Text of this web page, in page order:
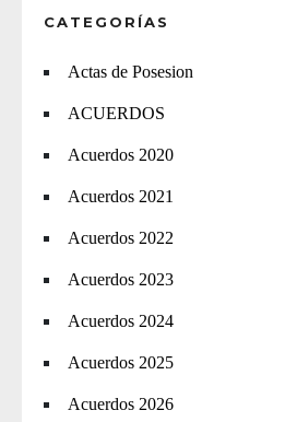
CATEGORÍAS
Actas de Posesion
ACUERDOS
Acuerdos 2020
Acuerdos 2021
Acuerdos 2022
Acuerdos 2023
Acuerdos 2024
Acuerdos 2025
Acuerdos 2026